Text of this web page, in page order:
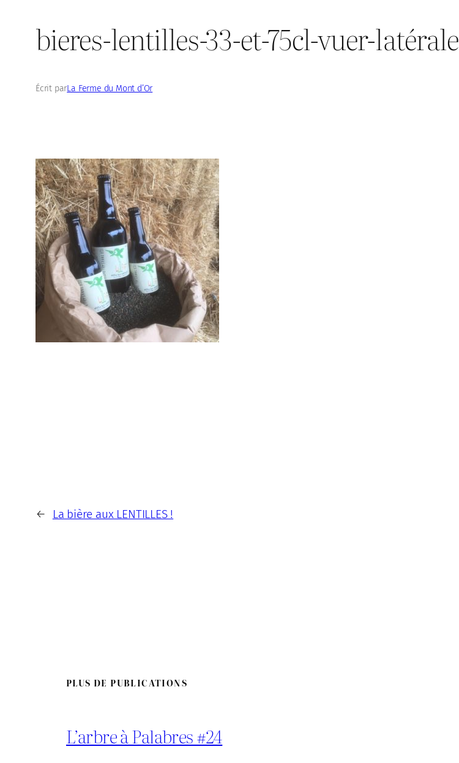
bieres-lentilles-33-et-75cl-vuer-latérale
Écrit parLa Ferme du Mont d’Or
← La bière aux LENTILLES !
PLUS DE PUBLICATIONS
L’arbre à Palabres #24